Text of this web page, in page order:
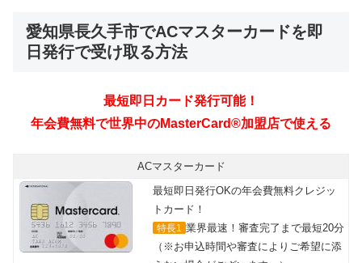
愛知県長久手市でACマスターカードを即
日発行で受け取る方法
ACマスターカード
最短即日発行OKの年会費無料クレジッ
トカード！
特長1 業界最速！審査完了まで最短20分
（※お申込時間や審査によりご希望に添